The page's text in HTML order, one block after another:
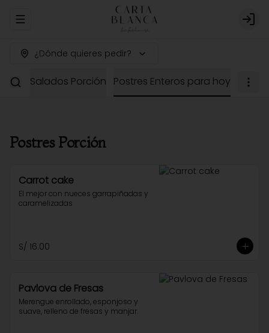
Abrir menu de navegación
¿Dónde quieres pedir?
Salados Porción Postres Enteros para hoy
Postres Porción
Carrot cake
El mejor con nueces garrapiñadas y
caramelizadas
S/ 16.00
Pavlova de Fresas
Merengue enrollado, esponjoso y
suave, relleno de fresas y manjar.